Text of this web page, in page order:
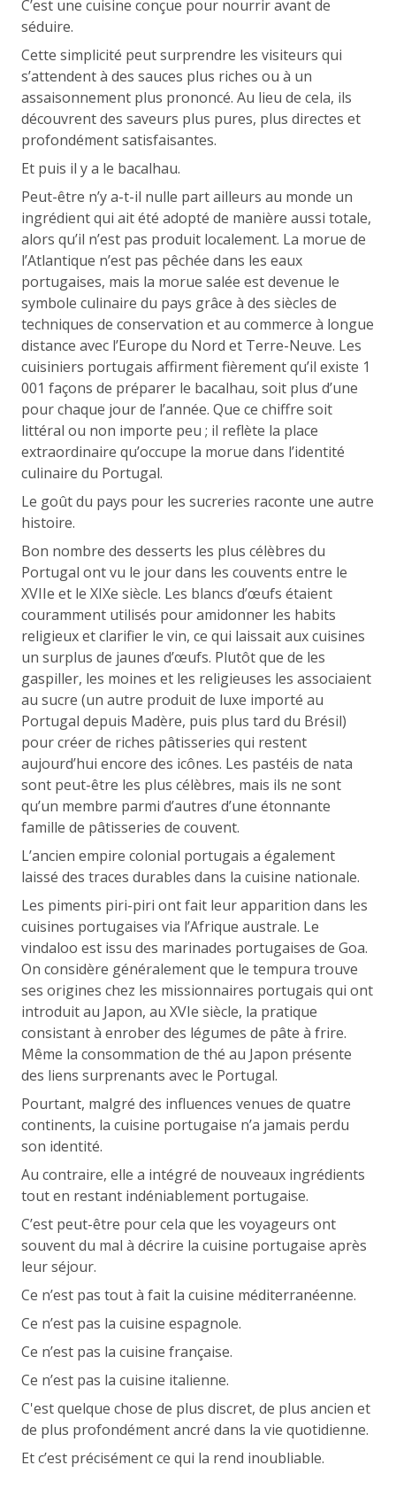
C’est une cuisine conçue pour nourrir avant de
séduire.
Cette simplicité peut surprendre les visiteurs qui
s’attendent à des sauces plus riches ou à un
assaisonnement plus prononcé. Au lieu de cela, ils
découvrent des saveurs plus pures, plus directes et
profondément satisfaisantes.
Et puis il y a le bacalhau.
Peut-être n’y a-t-il nulle part ailleurs au monde un
ingrédient qui ait été adopté de manière aussi totale,
alors qu’il n’est pas produit localement. La morue de
l’Atlantique n’est pas pêchée dans les eaux
portugaises, mais la morue salée est devenue le
symbole culinaire du pays grâce à des siècles de
techniques de conservation et au commerce à longue
distance avec l’Europe du Nord et Terre-Neuve. Les
cuisiniers portugais affirment fièrement qu’il existe 1
001 façons de préparer le bacalhau, soit plus d’une
pour chaque jour de l’année. Que ce chiffre soit
littéral ou non importe peu ; il reflète la place
extraordinaire qu’occupe la morue dans l’identité
culinaire du Portugal.
Le goût du pays pour les sucreries raconte une autre
histoire.
Bon nombre des desserts les plus célèbres du
Portugal ont vu le jour dans les couvents entre le
XVIIe et le XIXe siècle. Les blancs d’œufs étaient
couramment utilisés pour amidonner les habits
religieux et clarifier le vin, ce qui laissait aux cuisines
un surplus de jaunes d’œufs. Plutôt que de les
gaspiller, les moines et les religieuses les associaient
au sucre (un autre produit de luxe importé au
Portugal depuis Madère, puis plus tard du Brésil)
pour créer de riches pâtisseries qui restent
aujourd’hui encore des icônes. Les pastéis de nata
sont peut-être les plus célèbres, mais ils ne sont
qu’un membre parmi d’autres d’une étonnante
famille de pâtisseries de couvent.
L’ancien empire colonial portugais a également
laissé des traces durables dans la cuisine nationale.
Les piments piri-piri ont fait leur apparition dans les
cuisines portugaises via l’Afrique australe. Le
vindaloo est issu des marinades portugaises de Goa.
On considère généralement que le tempura trouve
ses origines chez les missionnaires portugais qui ont
introduit au Japon, au XVIe siècle, la pratique
consistant à enrober des légumes de pâte à frire.
Même la consommation de thé au Japon présente
des liens surprenants avec le Portugal.
Pourtant, malgré des influences venues de quatre
continents, la cuisine portugaise n’a jamais perdu
son identité.
Au contraire, elle a intégré de nouveaux ingrédients
tout en restant indéniablement portugaise.
C’est peut-être pour cela que les voyageurs ont
souvent du mal à décrire la cuisine portugaise après
leur séjour.
Ce n’est pas tout à fait la cuisine méditerranéenne.
Ce n’est pas la cuisine espagnole.
Ce n’est pas la cuisine française.
Ce n’est pas la cuisine italienne.
C'est quelque chose de plus discret, de plus ancien et
de plus profondément ancré dans la vie quotidienne.
Et c’est précisément ce qui la rend inoubliable.